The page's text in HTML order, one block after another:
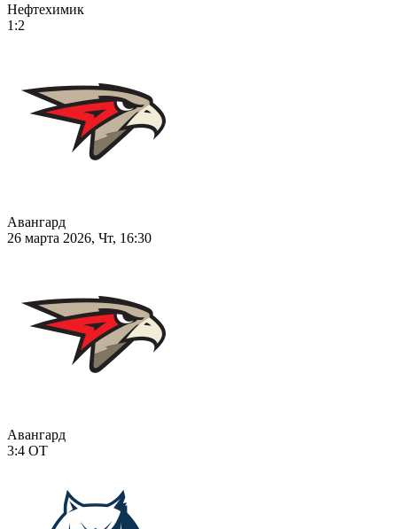
Нефтехимик
1:2
Авангард
26 марта 2026, Чт, 16:30
Авангард
3:4 ОТ